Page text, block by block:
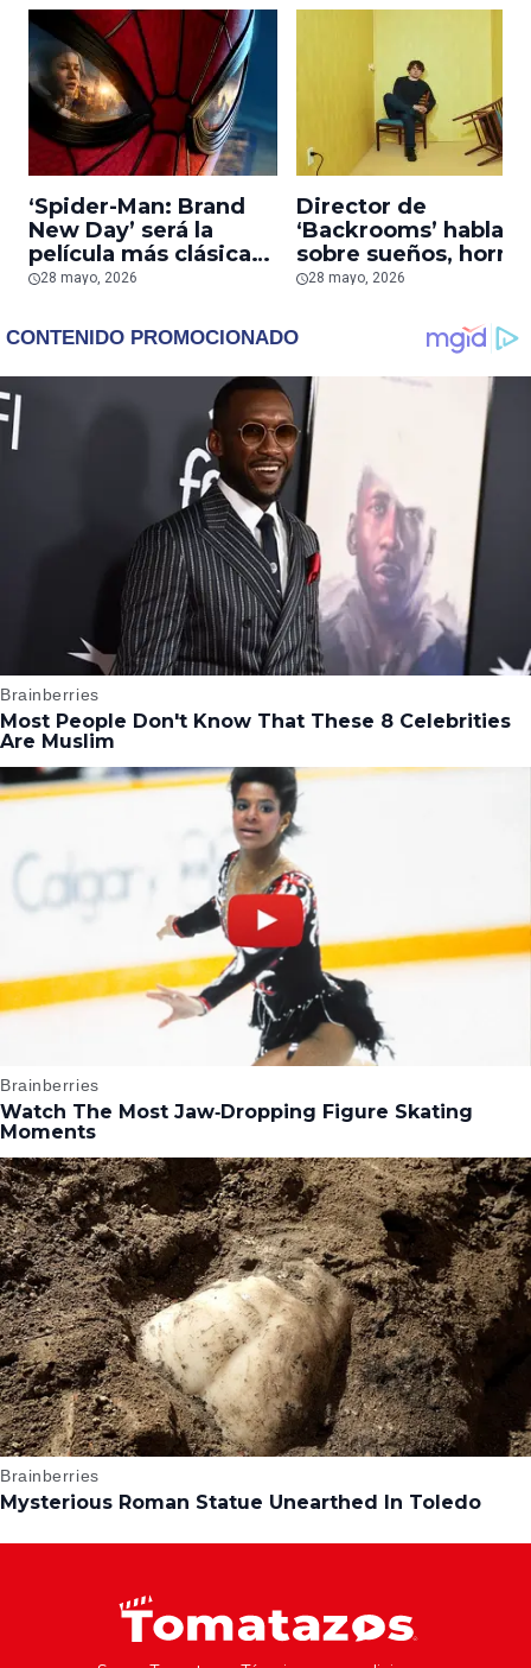
‘Spider-Man: Brand
New Day’ será la
película más clásica
de Spider-Man en el
Feige
28 mayo, 2026
Director de
‘Backrooms’ habla
sobre sueños, horror
psicológico y el reto
fenómeno viral al
cine
28 mayo, 2026